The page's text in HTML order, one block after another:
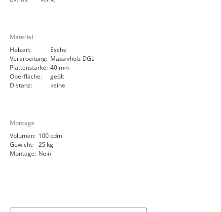
Material
Holzart:
Esche
Verarbeitung: Massivholz DGL
Plattenstärke: 40 mm
Oberfläche:
geölt
Distanz:
keine
Montage
Volumen: 100 cdm
Gewicht: 25 kg
Montage: Nein